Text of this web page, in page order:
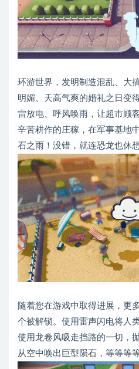
环游世界，发明制造混乱、大
明媚、天高气爽的婚礼之日变
雷放电、呼风唤雨，让超市顾
辛苦耕作的庄稼，在军事基地
石之雨！没错，就连恐龙也休
随着您在游戏中取得进展，更
个被解锁。使用雷声闪电将人
使用龙卷风吸走挡路的一切，
从空中唤出巨型陨石，等等等等